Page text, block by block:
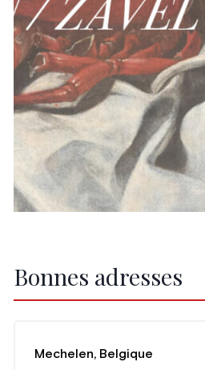
Bonnes adresses
Mechelen, Belgique